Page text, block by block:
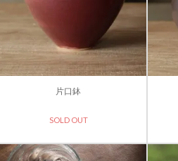
片口鉢
SOLD OUT